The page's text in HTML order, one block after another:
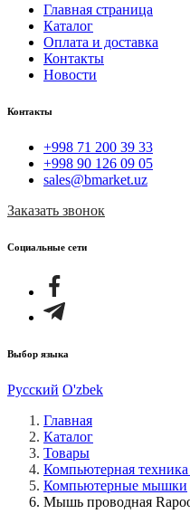
Главная страница
Каталог
Оплата и доставка
Контакты
Новости
Контакты
+998 71 200 39 33
+998 90 126 09 05
sales@bmarket.uz
Заказать звонок
Социальные сети
Выбор языка
Русский O'zbek
Главная
Каталог
Товары
Компьютерная
Компьютерные мышки
Мышь проводная